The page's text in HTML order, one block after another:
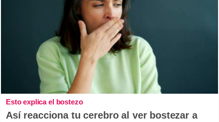
Esto explica el bostezo
Así reacciona tu cerebro al ver bostezar a